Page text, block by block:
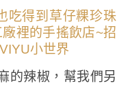
的辣椒，幫我們另